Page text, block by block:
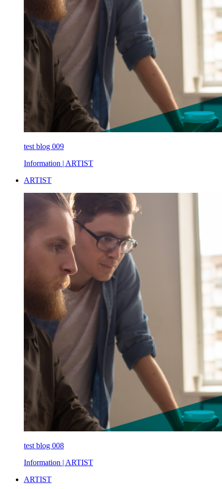
test blog 009
Information | ARTIST
ARTIST
test blog 008
Information | ARTIST
ARTIST